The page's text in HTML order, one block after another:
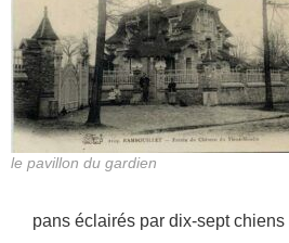
le pavillon du gardien
pans éclairés par dix-sept chiens